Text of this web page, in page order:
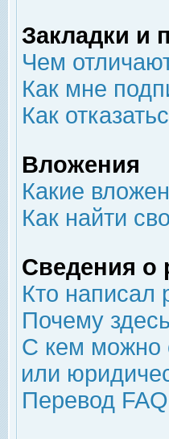
Закладки и
Чем
Как мне
Как
Вложения
Какие
Как найти
Сведения о
Кто написал
Почему
С кем можно
или
Перевод FAQ